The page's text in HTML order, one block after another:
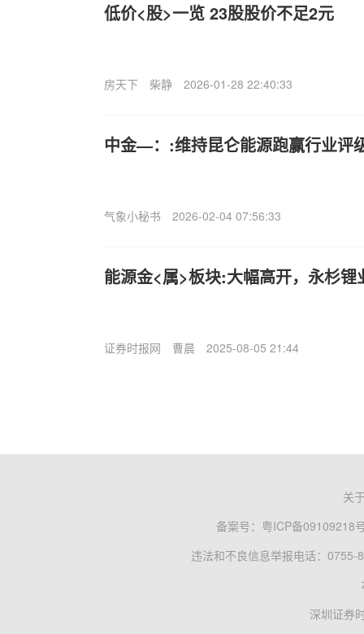
低价<股>一览 23股股价不足2元
房天下 柴静 2026-01-28 22:40:33
中金—：:维持昆仑能源跑赢行业评
气象小秘书 2026-02-04 07:56:33
能源金<属>板块:大幅高开，永杉锂
证券时报网 曹晨 2025-08-05 21:44
关
备案号： 粤ICP备09109218
违法和不良信息举报电话：0755-
深圳证券